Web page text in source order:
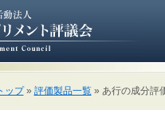
ップ» 評価製品一覧» あ行の成分評